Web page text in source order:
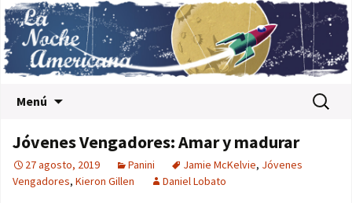
Menú Buscar:
Jóvenes Vengadores: Amar y madurar
27 agosto, 2019 Panini Jamie McKelvie, Jóvenes
Vengadores, Kieron Gillen Daniel Lobato